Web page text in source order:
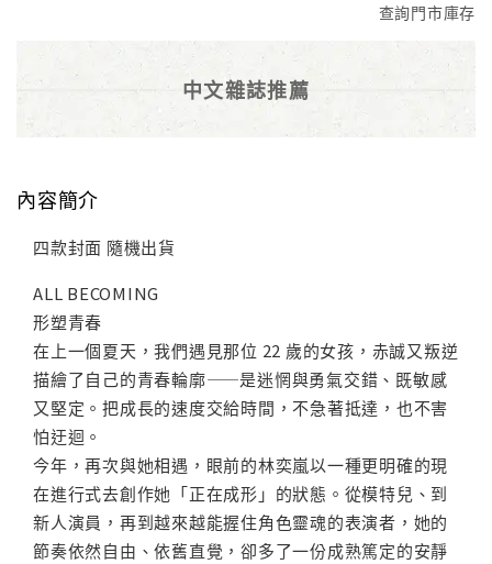
查詢門市庫存
中文雜誌推薦
內容簡介
四款封面 隨機出貨
ALL BECOMING
形塑青春
在上一個夏天，我們遇見那位 22 歲的女孩，赤誠又叛逆
描繪了自己的青春輪廓——是迷惘與勇氣交錯、既敏感
又堅定。把成長的速度交給時間，不急著抵達，也不害
怕迂迴。
今年，再次與她相遇，眼前的林奕嵐以一種更明確的現
在進行式去創作她「正在成形」的狀態。從模特兒、到
新人演員，再到越來越能握住角色靈魂的表演者，她的
節奏依然自由、依舊直覺，卻多了一份成熟篤定的安靜